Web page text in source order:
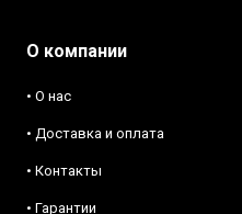
О компании
• О нас
• Доставка и оплата
• Контакты
• Гарантии